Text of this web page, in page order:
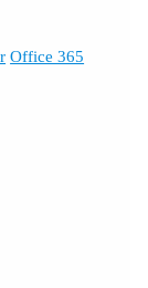
Office 365